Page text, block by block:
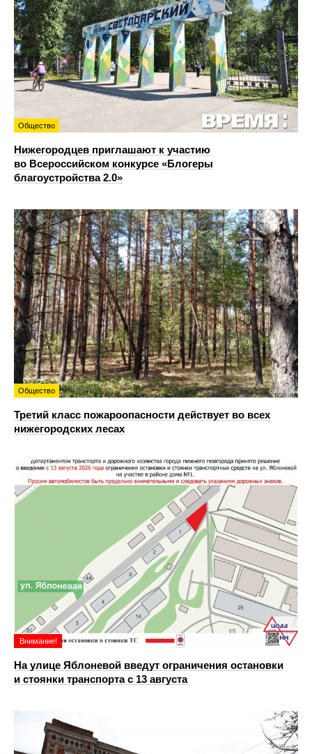
Общество
Нижегородцев приглашают к участию
во Всероссийском конкурсе «Блогеры
благоустройства 2.0»
Общество
Третий класс пожароопасности действует во всех
нижегородских лесах
Внимание!
На улице Яблоневой введут ограничения остановки
и стоянки транспорта с 13 августа